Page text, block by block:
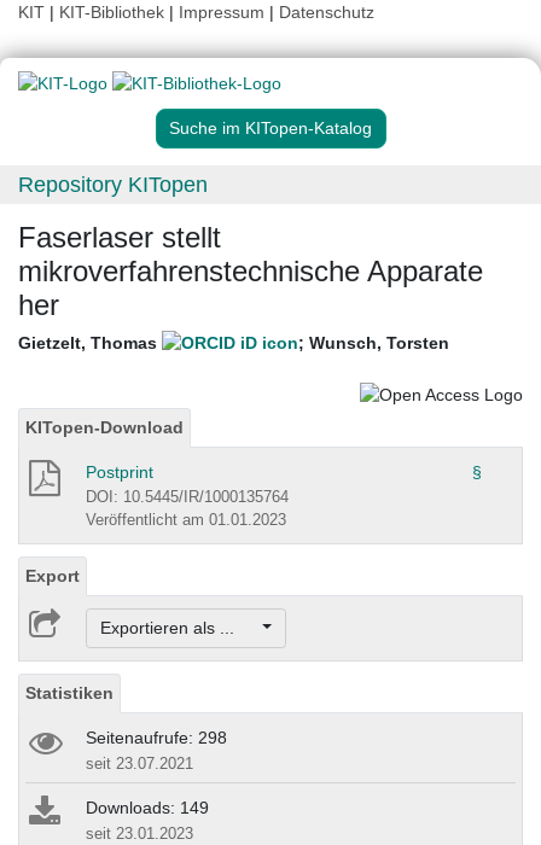
KIT | KIT-Bibliothek | Impressum | Datenschutz
Suche im KITopen-Katalog
Repository KITopen
Faserlaser stellt
mikroverfahrenstechnische Apparate
her
Gietzelt, Thomas ; Wunsch, Torsten
KITopen-Download
Postprint §
DOI: 10.5445/IR/1000135764
Veröffentlicht am 01.01.2023
Export
Exportieren als ...
Statistiken
Seitenaufrufe: 298
seit 23.07.2021
Downloads: 149
seit 23.01.2023